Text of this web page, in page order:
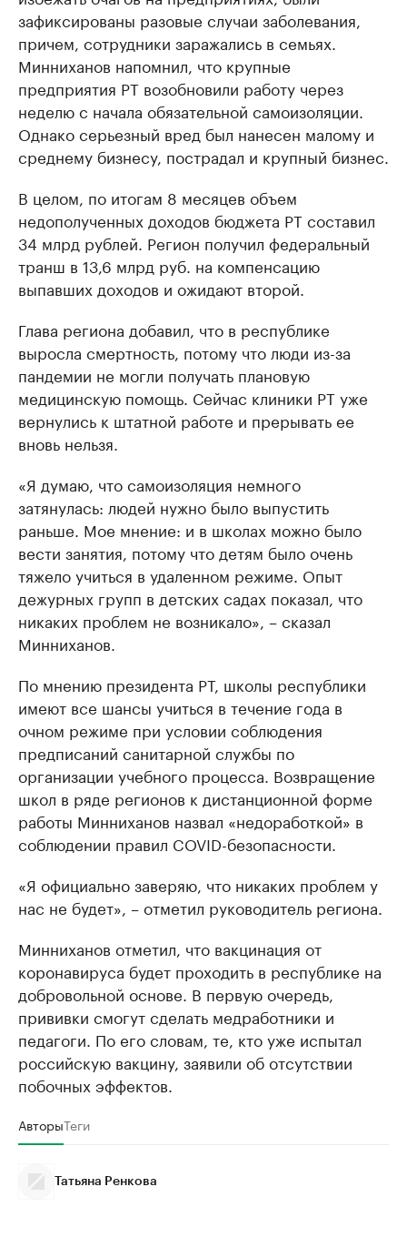
зафиксированы разовые случаи заболевания,
причем, сотрудники заражались в семьях.
Минниханов напомнил, что крупные
предприятия РТ возобновили работу через
неделю с начала обязательной самоизоляции.
Однако серьезный вред был нанесен малому и
среднему бизнесу, пострадал и крупный бизнес.
В целом, по итогам 8 месяцев объем
недополученных доходов бюджета РТ составил
34 млрд рублей. Регион получил федеральный
транш в 13,6 млрд руб. на компенсацию
выпавших доходов и ожидают второй.
Глава региона добавил, что в республике
выросла смертность, потому что люди из-за
пандемии не могли получать плановую
медицинскую помощь. Сейчас клиники РТ уже
вернулись к штатной работе и прерывать ее
вновь нельзя.
«Я думаю, что самоизоляция немного
затянулась: людей нужно было выпустить
раньше. Мое мнение: и в школах можно было
вести занятия, потому что детям было очень
тяжело учиться в удаленном режиме. Опыт
дежурных групп в детских садах показал, что
никаких проблем не возникало», – сказал
Минниханов.
По мнению президента РТ, школы республики
имеют все шансы учиться в течение года в
очном режиме при условии соблюдения
предписаний санитарной службы по
организации учебного процесса. Возвращение
школ в ряде регионов к дистанционной форме
работы Минниханов назвал «недоработкой» в
соблюдении правил COVID-безопасности.
«Я официально заверяю, что никаких проблем у
нас не будет», – отметил руководитель региона.
Минниханов отметил, что вакцинация от
коронавируса будет проходить в республике на
добровольной основе. В первую очередь,
прививки смогут сделать медработники и
педагоги. По его словам, те, кто уже испытал
российскую вакцину, заявили об отсутствии
побочных эффектов.
АвторыТеги
Татьяна Ренкова